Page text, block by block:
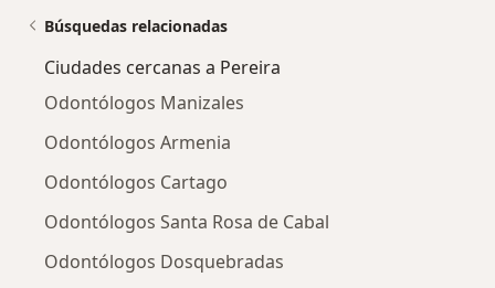
Búsquedas relacionadas
Ciudades cercanas a Pereira
Odontólogos Manizales
Odontólogos Armenia
Odontólogos Cartago
Odontólogos Santa Rosa de Cabal
Odontólogos Dosquebradas